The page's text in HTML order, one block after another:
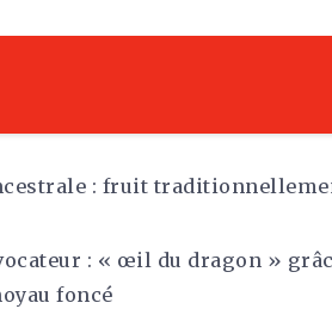
: fruit
: « œil du dragon »
foncé